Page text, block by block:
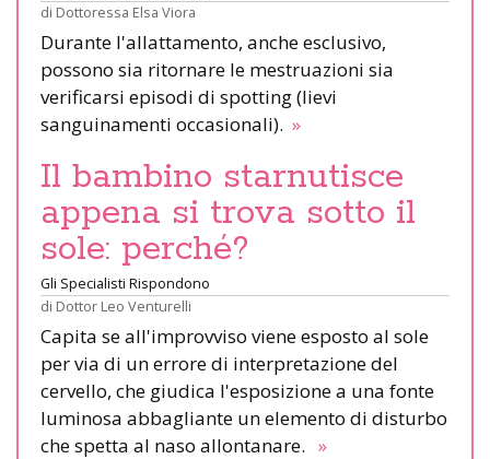
di Dottoressa Elsa Viora
Durante l'allattamento, anche esclusivo,
possono sia ritornare le mestruazioni sia
verificarsi episodi di spotting (lievi
sanguinamenti occasionali). »
Il bambino starnutisce
appena si trova sotto il
sole: perché?
Gli Specialisti Rispondono
di Dottor Leo Venturelli
Capita se all'improvviso viene esposto al sole
per via di un errore di interpretazione del
cervello, che giudica l'esposizione a una fonte
luminosa abbagliante un elemento di disturbo
che spetta al naso allontanare. »